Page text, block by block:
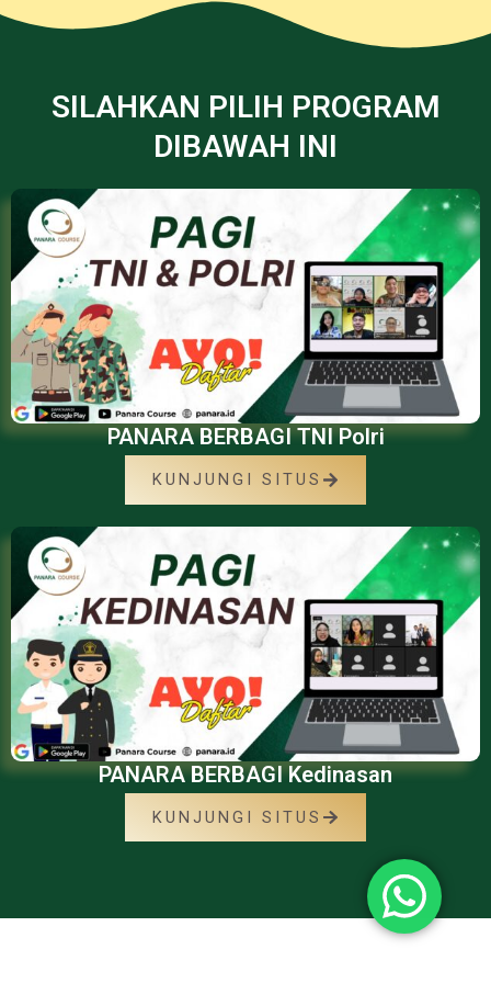
SILAHKAN PILIH PROGRAM
DIBAWAH INI
PANARA BERBAGI TNI Polri
KUNJUNGI SITUS
PANARA BERBAGI Kedinasan
KUNJUNGI SITUS